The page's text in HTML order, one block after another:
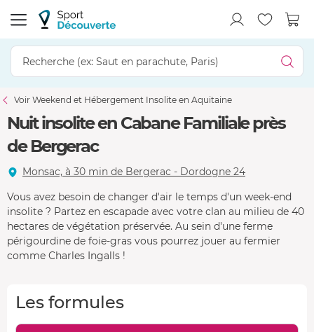
Voir Weekend et Hébergement Insolite en Aquitaine
Nuit insolite en Cabane Familiale près
de Bergerac
Monsac, à 30 min de Bergerac - Dordogne 24
Vous avez besoin de changer d'air le temps d'un week-end
insolite ? Partez en escapade avec votre clan au milieu de 40
hectares de végétation préservée. Au sein d'une ferme
périgourdine de foie-gras vous pourrez jouer au fermier
comme Charles Ingalls !
Les formules